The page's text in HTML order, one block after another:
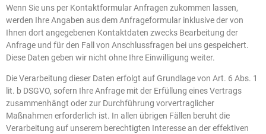
Wenn Sie uns per Kontaktformular Anfragen zukommen lassen,
werden Ihre Angaben aus dem Anfrageformular inklusive der von
Ihnen dort angegebenen Kontaktdaten zwecks Bearbeitung der
Anfrage und für den Fall von Anschlussfragen bei uns gespeichert.
Diese Daten geben wir nicht ohne Ihre Einwilligung weiter.
Die Verarbeitung dieser Daten erfolgt auf Grundlage von Art. 6 Abs. 1
lit. b DSGVO, sofern Ihre Anfrage mit der Erfüllung eines Vertrags
zusammenhängt oder zur Durchführung vorvertraglicher
Maßnahmen erforderlich ist. In allen übrigen Fällen beruht die
Verarbeitung auf unserem berechtigten Interesse an der effektiven